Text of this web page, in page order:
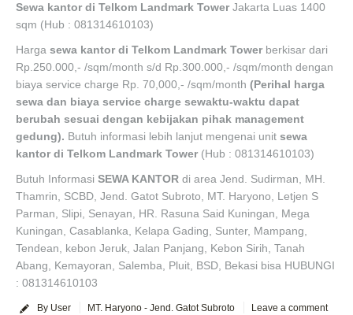
Sewa kantor di Telkom Landmark TowerJakarta Luas 1400
sqm (Hub : 081314610103)
Harga sewa kantor di Telkom Landmark Tower berkisar dari
Rp.250.000,- /sqm/month s/d Rp.300.000,- /sqm/month dengan
biaya service charge Rp. 70,000,- /sqm/month (Perihal harga
sewa dan biaya service charge sewaktu-waktu dapat
berubah sesuai dengan kebijakan pihak management
gedung). Butuh informasi lebih lanjut mengenai unit sewa
kantor di Telkom Landmark Tower(Hub : 081314610103)
Butuh Informasi SEWA KANTOR di area Jend. Sudirman, MH.
Thamrin, SCBD, Jend. Gatot Subroto, MT. Haryono, Letjen S
Parman, Slipi, Senayan, HR. Rasuna Said Kuningan, Mega
Kuningan, Casablanka, Kelapa Gading, Sunter, Mampang,
Tendean, kebon Jeruk, Jalan Panjang, Kebon Sirih, Tanah
Abang, Kemayoran, Salemba, Pluit, BSD, Bekasi bisa HUBUNGI
: 081314610103
By User MT. Haryono - Jend. Gatot Subroto Leave a comment